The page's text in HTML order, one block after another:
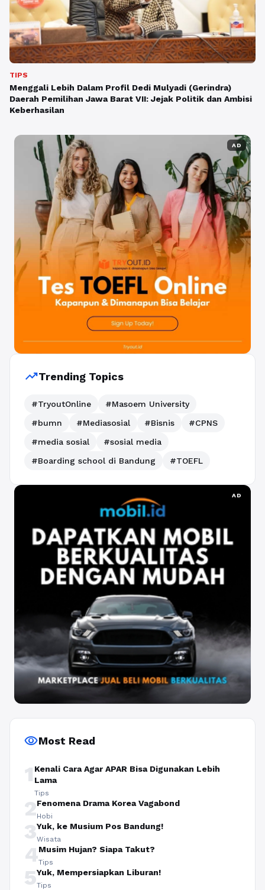
TIPS
Menggali Lebih Dalam Profil Dedi Mulyadi (Gerindra)
Daerah Pemilihan Jawa Barat VII: Jejak Politik dan Ambisi
Keberhasilan
AD
trending_upTrending Topics
#TryoutOnline
#Masoem University
#bumn
#Mediasosial #Bisnis
#CPNS
#media sosial
#sosial media
#Boarding school di Bandung
#TOEFL
AD
visibilityMost Read
1 Kenali Cara Agar APAR Bisa Digunakan Lebih
Lama
Tips
2Fenomena Drama Korea Vagabond
Hobi
3Yuk, ke Musium Pos Bandung!
Wisata
4Musim Hujan? Siapa Takut?
Tips
5Yuk, Mempersiapkan Liburan!
Tips